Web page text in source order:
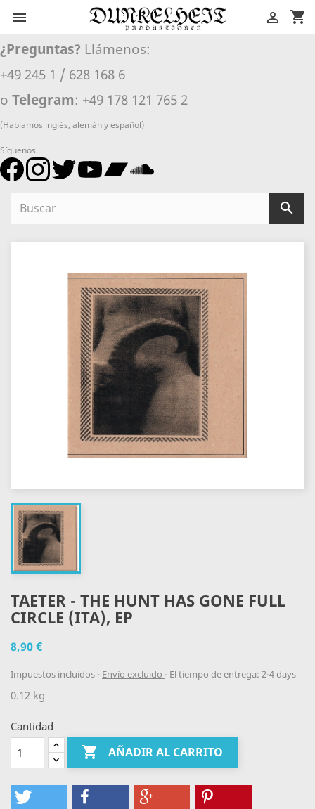
 shopping_cart

¿Preguntas? Llámenos:
+49 245 1 / 628 168 6
o Telegram: +49 178 121 765 2
(Hablamos inglés, alemán y español)
Síguenos...

TAETER - THE HUNT HAS GONE FULL
CIRCLE (ITA), EP
8,90 €
Impuestos incluidos Envío excluido El tiempo de entrega: 2-4 days
0.12 kg
Cantidad
 AÑADIR AL CARRITO